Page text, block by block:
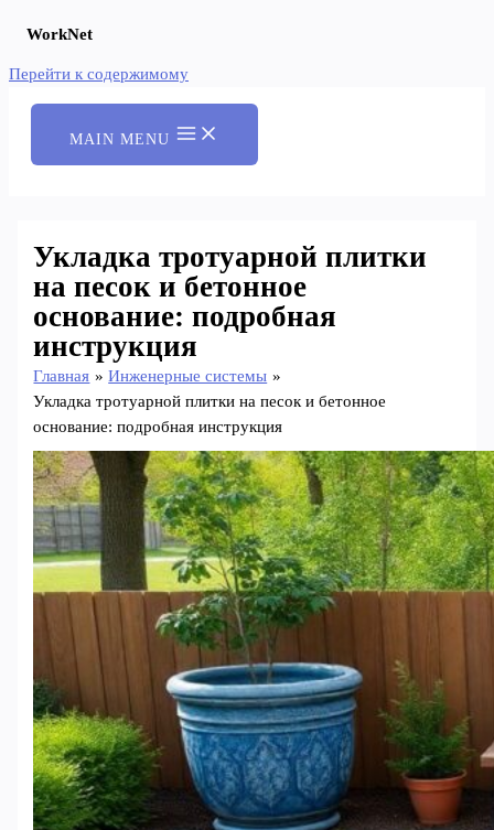
WorkNet
Перейти к содержимому
MAIN MENU
Укладка тротуарной плитки
на песок и бетонное
основание: подробная
инструкция
Главная
Инженерные системы
Укладка тротуарной плитки на песок и бетонное
основание: подробная инструкция